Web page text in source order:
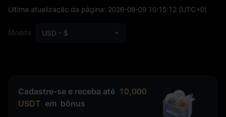
Última atualização da página: 2026-08-09 10:15:12 (UTC+0)
Moeda USD - $
Cadastre-se e receba até 10,000
USDT em bônus